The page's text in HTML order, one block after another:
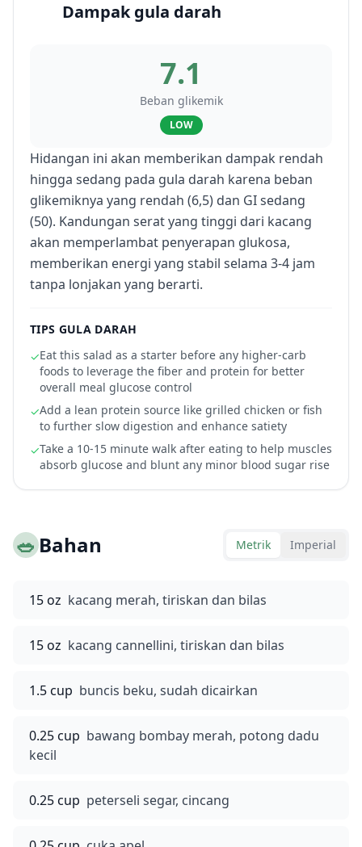
Dampak gula darah
7.1
Beban glikemik
LOW
Hidangan ini akan memberikan dampak rendah
hingga sedang pada gula darah karena beban
glikemiknya yang rendah (6,5) dan GI sedang
(50). Kandungan serat yang tinggi dari kacang
akan memperlambat penyerapan glukosa,
memberikan energi yang stabil selama 3-4 jam
tanpa lonjakan yang berarti.
TIPS GULA DARAH
✓Eat this salad as a starter before any higher-carb
foods to leverage the fiber and protein for better
overall meal glucose control
✓Add a lean protein source like grilled chicken or fish
to further slow digestion and enhance satiety
✓Take a 10-15 minute walk after eating to help muscles
absorb glucose and blunt any minor blood sugar rise
🥗Bahan Metrik Imperial
15 oz kacang merah, tiriskan dan bilas
15 oz kacang cannellini, tiriskan dan bilas
1.5 cup buncis beku, sudah dicairkan
0.25 cup bawang bombay merah, potong dadu
kecil
0.25 cup peterseli segar, cincang